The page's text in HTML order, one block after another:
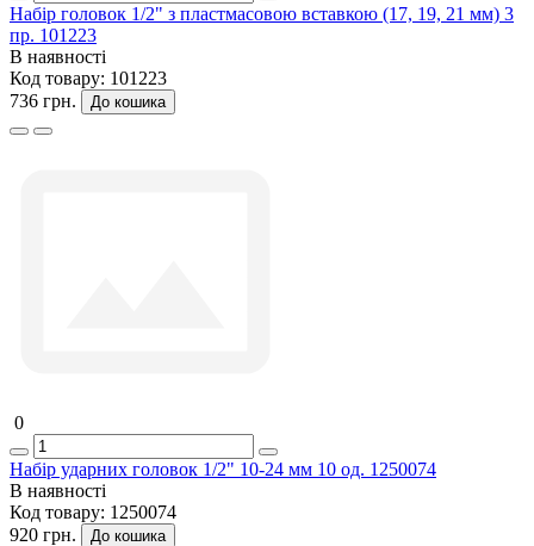
Набір головок 1/2" з пластмасовою вставкою (17, 19, 21 мм) 3
пр. 101223
В наявності
Код товару: 101223
736 грн.
До кошика
0
Набір ударних головок 1/2" 10-24 мм 10 од. 1250074
В наявності
Код товару: 1250074
920 грн.
До кошика